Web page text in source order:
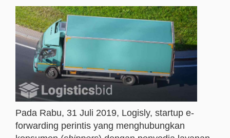
Pada Rabu, 31 Juli 2019, Logisly, startup e-
forwarding perintis yang menghubungkan